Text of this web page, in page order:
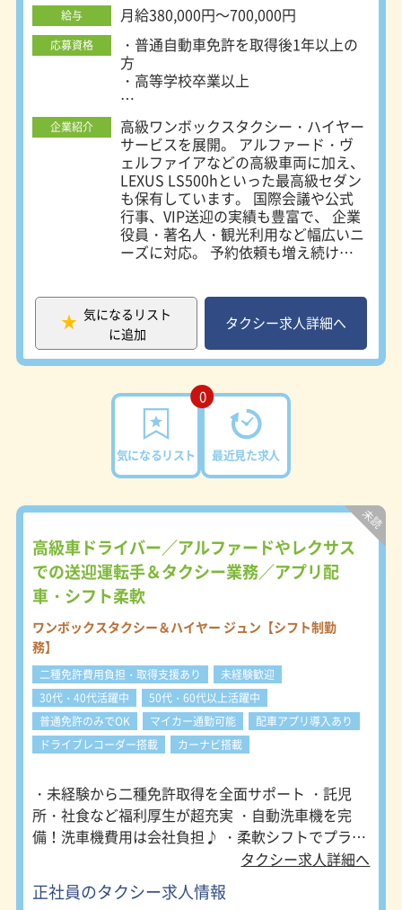
給与 月給380,000円～700,000円
応募資格
・普通自動車免許を取得後1年以上の
方
・高等学校卒業以上
■■■■■■■■
普通免許があれば応募OK！
■■■■■■■■
・二種免許取得費用は会社負担
・研修制度充実
・接客や運転スキルも丁寧に指導
未経験からでも「選ばれるドライバ
ー」へ成長できます。
・未経験者歓迎
・既卒歓迎、U・Iターン歓迎
・20代／30代／40代／50代／60代活
躍中
・ハローワークでお仕事探しの方歓迎
・ミドル・中高年活躍
★こんな方におすすめ★
・未経験からしっかり稼ぎたい
・接客やサービスが好き
・英語や観光スキルを活かしたい
企業紹介
高級ワンボックスタクシー・ハイヤー
サービスを展開。 アルファード・ヴ
ェルファイアなどの高級車両に加え、
LEXUS LS500hといった最高級セダン
も保有しています。 国際会議や公式
行事、VIP送迎の実績も豊富で、 企業
役員・著名人・観光利用など幅広いニ
ーズに対応。 予約依頼も増え続けて
気になるリスト
に追加
タクシー求人詳細へ
0
気になるリスト 最近見た求人
高級車ドライバー／アルファードやレクサス
での送迎運転手＆タクシー業務／アプリ配
車・シフト柔軟
ワンボックスタクシー＆ハイヤー ジュン【シフト制勤
務】
二種免許費用負担・取得支援あり
未経験歓迎
30代・40代活躍中
50代・60代以上活躍中
普通免許のみでOK
マイカー通勤可能
配車アプリ導入あり
ドライブレコーダー搭載
カーナビ搭載
・未経験から二種免許取得を全面サポート ・託児
所・社食など福利厚生が超充実 ・自動洗車機を完
備！洗車機費用は会社負担♪ ・柔軟シフトでプライ
タクシー求人詳細へ
正社員のタクシー求人情報